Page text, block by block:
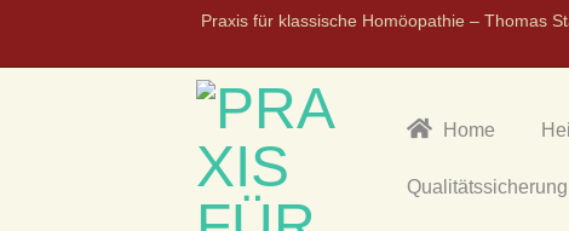
Praxis für klassische Homöopathie – Thomas
Home
Qualitätssicherung